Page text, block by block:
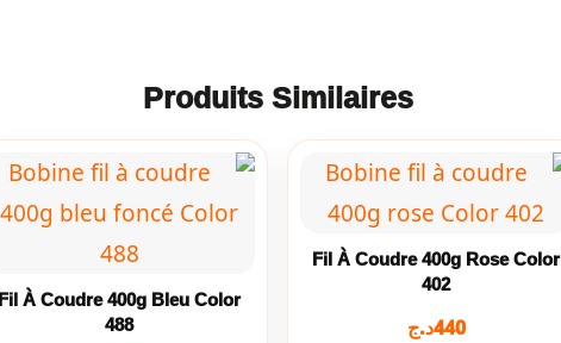
Produits Similaires
Fil À Coudre 400g Rose Color
402
440د.ج
Fil À Coudre 400g Bleu Color
488